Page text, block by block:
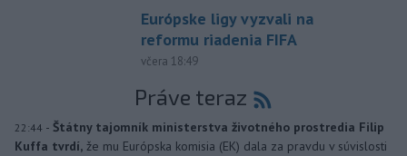
Európske ligy vyzvali na
reformu riadenia FIFA
včera 18:49
Práve teraz
22:44 - Štátny tajomník ministerstva životného prostredia Filip
Kuffa tvrdí, že mu Európska komisia (EK) dala za pravdu v súvislosti